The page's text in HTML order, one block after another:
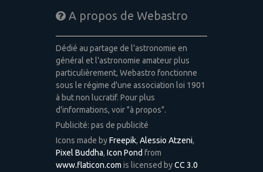
A propos de Webastro
Dédié au partage de l'astronomie en
général et l'astronomie amateur plus
particulièrement, Webastro fonctionne
sous le régime d'une association loi 1901
à but non lucratif. Pour plus
d'informations, voir "à propos".
Publicité: pas de publicité
Icons made byFreepik, Alessio Atzeni,
Pixel Buddha, Icon Pond from
www.flaticon.com is licensed byCC 3.0